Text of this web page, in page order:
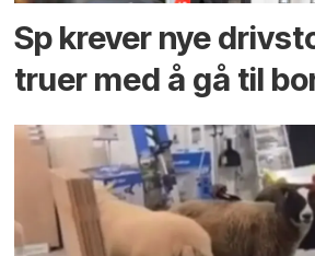
Sp krever nye
truer med å gå til